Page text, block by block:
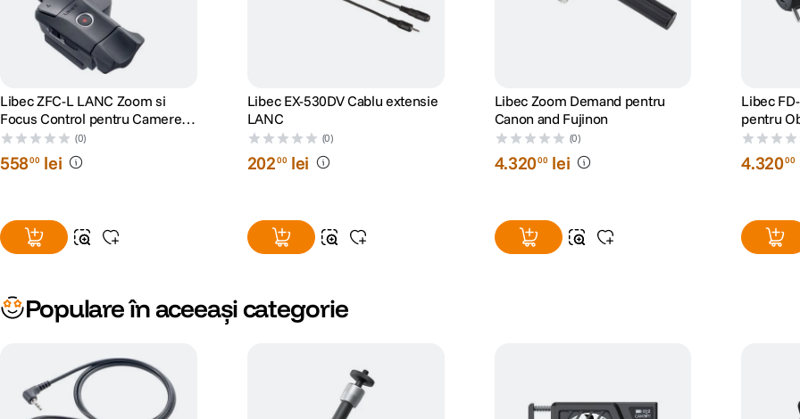
Libec ZFC-L LANC Zoom si
Focus Control pentru Camerele
Sony/Canon(0)
55800 lei
Libec EX-530DV Cablu extensie
LANC
(0)
20200 lei
Libec Zoom Demand pentru
Canon and Fujinon
(0)
4.32000 lei
Libec
pentru
Fujinon
4.32000
Populare în aceeași categorie